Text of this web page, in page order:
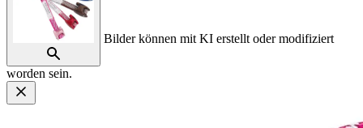
Bilder können mit KI erstellt oder modifiziert
worden sein.